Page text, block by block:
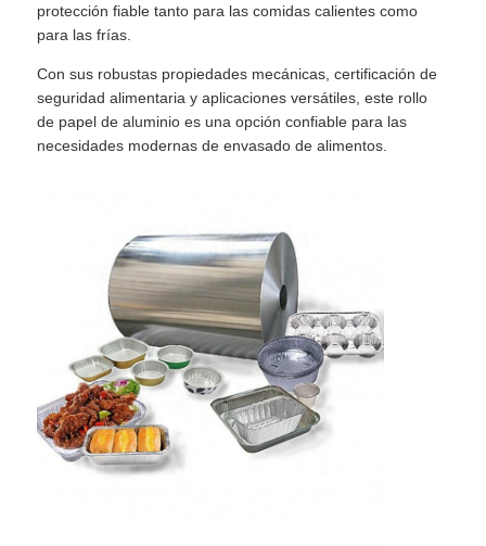
protección fiable tanto para las comidas calientes como
para las frías.
Con sus robustas propiedades mecánicas, certificación de
seguridad alimentaria y aplicaciones versátiles, este rollo
de papel de aluminio es una opción confiable para las
necesidades modernas de envasado de alimentos.